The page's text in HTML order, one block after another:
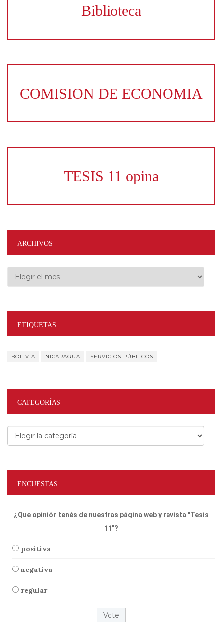
Biblioteca
COMISION DE ECONOMIA
TESIS 11 opina
ARCHIVOS
Archivos
ETIQUETAS
BOLIVIA NICARAGUA SERVICIOS PÚBLICOS
CATEGORÍAS
Categorías
ENCUESTAS
¿Que opinión tenés de nuestras página web y revista "Tesis
11"?
positiva
negativa
regular